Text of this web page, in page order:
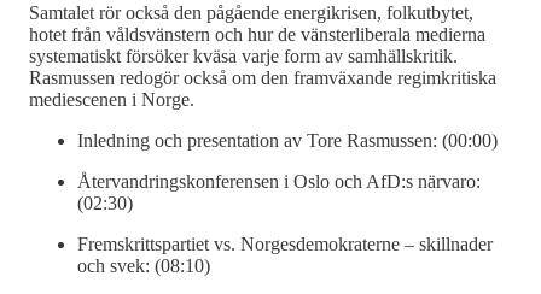
Samtalet rör också den pågående energikrisen, folkutbytet,
hotet från våldsvänstern och hur de vänsterliberala medierna
systematiskt försöker kväsa varje form av samhällskritik.
Rasmussen redogör också om den framväxande regimkritiska
mediescenen i Norge.
Inledning och presentation av Tore Rasmussen: (00:00)
Återvandringskonferensen i Oslo och AfD:s närvaro:
(02:30)
Fremskrittspartiet vs. Norgesdemokraterne – skillnader
och svek: (08:10)